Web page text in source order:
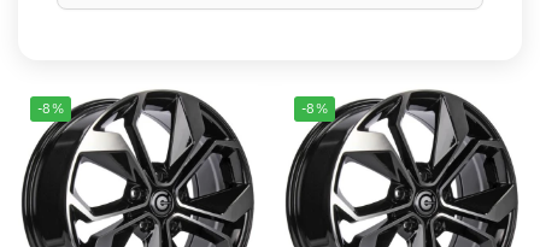
-8% -8%